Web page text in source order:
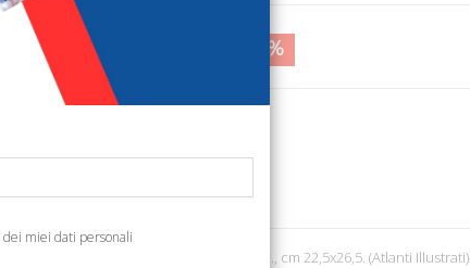
€ 10,00 17%
Ean13: 9788809014688
Firenze, 1999; br., pp. 96, ill. b/n e col., cm 22,5x26,5. (Atlanti Illustrati).
miei dati personali